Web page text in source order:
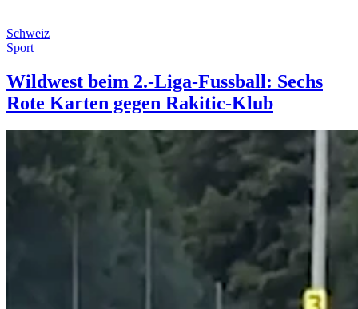
Schweiz
Sport
Wildwest beim 2.-Liga-Fussball: Sechs
Rote Karten gegen Rakitic-Klub